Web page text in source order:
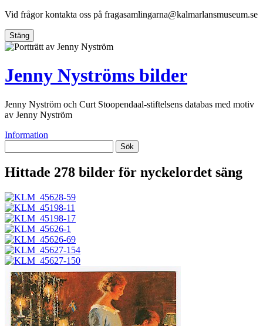
Vid frågor kontakta oss på fragasamlingarna@kalmarlansmuseum.se
Stäng
Jenny Nyströms bilder
Jenny Nyström och Curt Stoopendaal-stiftelsens databas med motiv
av Jenny Nyström
Information
Sök
Hittade 278 bilder för nyckelordet säng